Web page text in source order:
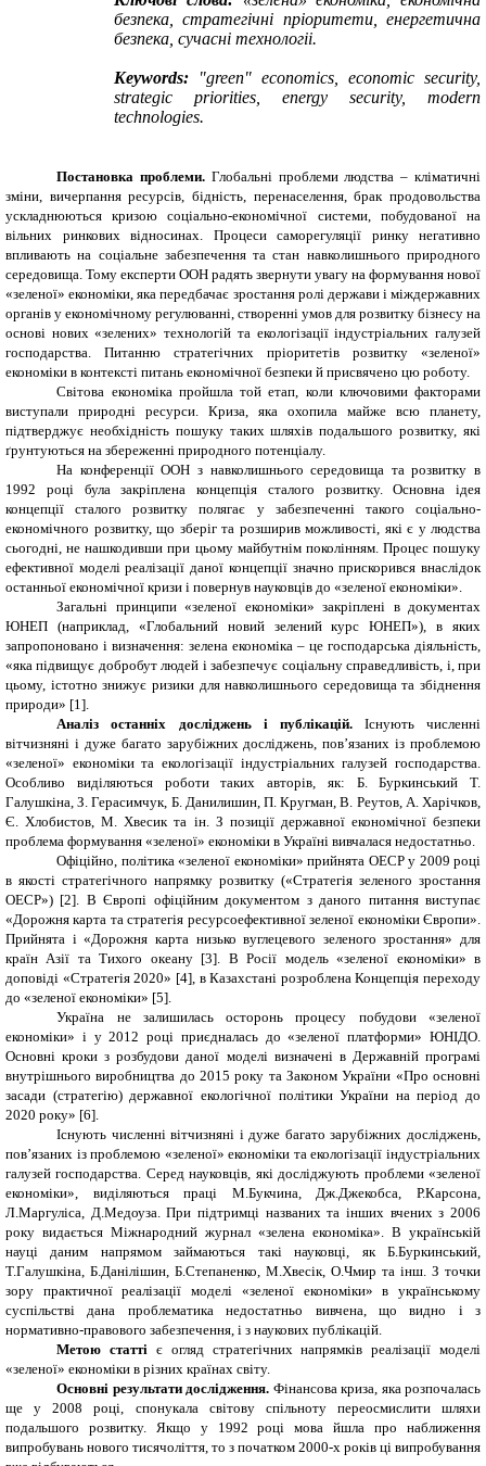
безпека, стратегічні пріоритети, енергетична
безпека, сучасні технологіі.
Keywords: "green" economics, economic security,
strategic priorities, energy security,
modern
technologies.
Постановка проблеми. Глобальні проблеми людства – кліматичні
зміни, вичерпання ресурсів, бідність, перенаселення, брак продовольства
ускладнюються кризою соціально-економічної системи, побудованої на
вільних ринкових відносинах. Процеси саморегуляції ринку негативно
впливають на соціальне забезпечення та стан навколишнього природного
середовища. Тому експерти ООН радять звернути увагу на формування нової
«зеленої» економіки, яка передбачає зростання ролі держави і міждержавних
органів у економічному регулюванні, створенні умов для розвитку бізнесу на
основі нових «зелених» технологій та екологізації індустріальних галузей
господарства. Питанню стратегічних пріоритетів розвитку «зеленої»
економіки в контексті питань економічної безпеки й присвячено цю роботу.
Світова економіка пройшла той етап, коли ключовими факторами
виступали природні ресурси. Криза, яка охопила майже всю планету,
підтверджує необхідність пошуку таких шляхів подальшого розвитку, які
ґрунтуються на збереженні природного потенціалу.
На конференції ООН з навколишнього середовища та розвитку в
1992 році була закріплена концепція сталого розвитку. Основна ідея
концепції сталого розвитку полягає у забезпеченні такого соціально-
економічного розвитку, що зберіг та розширив можливості, які є у людства
сьогодні, не нашкодивши при цьому майбутнім поколінням. Процес пошуку
ефективної моделі реалізації даної концепції значно прискорився внаслідок
останньої економічної кризи і повернув науковців до «зеленої економіки».
Загальні принципи «зеленої економіки» закріплені в документах
ЮНЕП (наприклад, «Глобальний новий зелений курс ЮНЕП»), в яких
запропоновано і визначення: зелена економіка – це господарська діяльність,
«яка підвищує добробут людей і забезпечує соціальну справедливість, і, при
цьому, істотно знижує ризики для навколишнього середовища та збіднення
природи» [1].
Аналіз останніх досліджень і публікацій.Існують численні
вітчизняні і дуже багато зарубіжних досліджень, пов’язаних із проблемою
«зеленої» економіки та екологізації індустріальних галузей господарства.
Особливо виділяються роботи таких авторів, як: Б. Буркинський Т.
Галушкіна, З. Герасимчук, Б. Данилишин, П. Кругман, В. Реутов, А. Харічков,
Є. Хлобистов, М. Хвесик та ін. З позиції державної економічної безпеки
проблема формування «зеленої» економіки в Україні вивчалася недостатньо.
Офіційно, політика «зеленої економіки» прийнята ОЕСР у 2009 році
в якості стратегічного напрямку розвитку («Стратегія зеленого зростання
ОЕСР») [2]. В Європі офіційним документом з даного питання виступає
«Дорожня карта та стратегія ресурсоефективної зеленої економіки Європи».
Прийнята і «Дорожня карта низько вуглецевого зеленого зростання» для
країн Азії та Тихого океану [3]. В Росії модель «зеленої економіки» в
доповіді «Стратегія 2020» [4], в Казахстані розроблена Концепція переходу
до «зеленої економіки» [5].
Україна не залишилась осторонь процесу побудови «зеленої
економіки» і у 2012 році приєдналась до «зеленої платформи» ЮНІДО.
Основні кроки з розбудови даної моделі визначені в Державній програмі
внутрішнього виробництва до 2015 року та Законом України «Про основні
засади (стратегію) державної екологічної політики України на період до
2020 року» [6].
Існують численні вітчизняні і дуже багато зарубіжних досліджень,
пов’язаних із проблемою «зеленої» економіки та екологізації індустріальних
галузей господарства. Серед науковців, які досліджують проблеми «зеленої
економіки», виділяються праці М.Букчина, Дж.Джекобса, Р.Карсона,
Л.Маргуліса, Д.Медоуза. При підтримці названих та інших вчених з 2006
року видається Міжнародний журнал «зелена економіка». В українській
науці даним напрямом займаються такі науковці, як Б.Буркинський,
Т.Галушкіна, Б.Данілішин, Б.Степаненко, М.Хвесік, О.Чмир та інш. З точки
зору практичної реалізації моделі «зеленої економіки» в українському
суспільстві дана проблематика недостатньо вивчена, що видно і з
нормативно-правового забезпечення, і з наукових публікацій.
Метою статті є огляд стратегічних напрямків реалізації моделі
«зеленої» економіки в різних країнах світу.
Основні результати дослідження. Фінансова криза, яка розпочалась
ще у 2008 році, спонукала світову спільноту переосмислити шляхи
подальшого розвитку. Якщо у 1992 році мова йшла про наближення
випробувань нового тисячоліття, то з початком 2000-х років ці випробування